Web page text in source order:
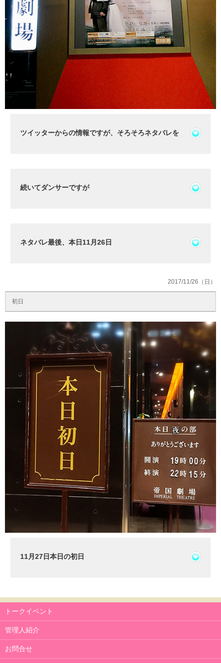
ツイッターからの情報ですが、そろそろネタバレを
続いてダンサーですが
ネタバレ最後、本日11月26日
2017/11/26（日）
初日
11月27日本日の初日
トークイベント
管理人紹介
お問合せ